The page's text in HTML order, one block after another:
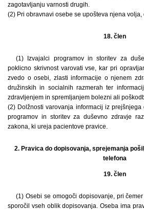
zagotavljanju varnosti drugih.
(2) Pri obravnavi osebe se upošteva njena volja,
18. člen
(1) Izvajalci programov in storitev za
poklicno skrivnost varovati vse, kar pri
zvedo o osebi, zlasti informacije o njenem
družinskih in socialnih razmerah ter
zdravljenjem in spremljanjem bolezni ali
(2) Dolžnosti varovanja informacij iz
programov in storitev za duševno zdravje
zakona, ki ureja pacientove pravice.
2. Pravica do dopisovanja, sprejemanja
telefona
19. člen
(1) Osebi se omogoči dopisovanje, pri
sporočil vseh oblik dopisovanja. Oseba ima